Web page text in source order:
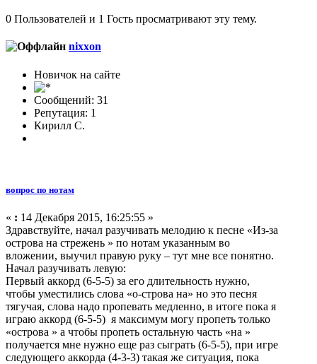
0 Пользователей и 1 Гость просматривают эту тему.
nixxon
Новичок на сайте
Сообщений: 31
Репутация: 1
Кирилл С.
вопрос по нотам
« : 14 Декабря 2015, 16:25:55 »
Здравствуйте, начал разучивать мелодию к песне «Из-за
острова на стрежень » по нотам указанным во
вложении, выучил правую руку – тут мне все понятно.
Начал разучивать левую:
Первый аккорд (6-5-5) за его длительность нужно,
чтобы уместились слова «о-строва на» но это песня
тягучая, слова надо пропевать медленно, в итоге пока я
играю аккорд (6-5-5) я максимум могу пропеть только
«острова » а чтобы пропеть остальную часть «на »
получается мне нужно еще раз сыграть (6-5-5), при игре
следующего аккорда (4-3-3) такая же ситуация, пока